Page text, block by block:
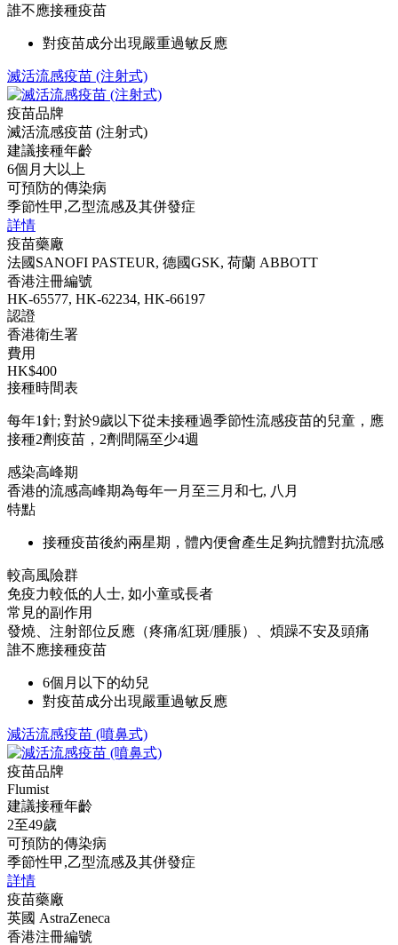
誰不應接種疫苗
對疫苗成分出現嚴重過敏反應
滅活流感疫苗 (注射式)
疫苗品牌
滅活流感疫苗 (注射式)
建議接種年齡
6個月大以上
可預防的傳染病
季節性甲,乙型流感及其併發症
詳情
疫苗藥廠
法國SANOFI PASTEUR, 德國GSK, 荷蘭 ABBOTT
香港注冊編號
HK-65577, HK-62234, HK-66197
認證
香港衛生署
費用
HK$400
接種時間表
每年1針; 對於9歲以下從未接種過季節性流感疫苗的兒童，應
接種2劑疫苗，2劑間隔至少4週
感染高峰期
香港的流感高峰期為每年一月至三月和七, 八月
特點
接種疫苗後約兩星期，體內便會產生足夠抗體對抗流感
較高風險群
免疫力較低的人士, 如小童或長者
常見的副作用
發燒、注射部位反應（疼痛/紅斑/腫脹）、煩躁不安及頭痛
誰不應接種疫苗
6個月以下的幼兒
對疫苗成分出現嚴重過敏反應
減活流感疫苗 (噴鼻式)
疫苗品牌
Flumist
建議接種年齡
2至49歲
可預防的傳染病
季節性甲,乙型流感及其併發症
詳情
疫苗藥廠
英國 AstraZeneca
香港注冊編號